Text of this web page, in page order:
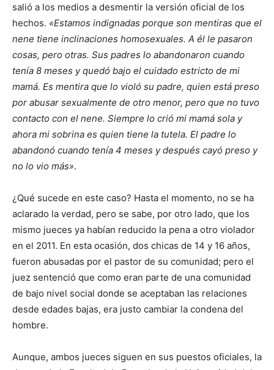
salió a los medios a desmentir la versión oficial de los
hechos. «Estamos indignadas porque son mentiras que el
nene tiene inclinaciones homosexuales. A él le pasaron
cosas, pero otras. Sus padres lo abandonaron cuando
tenía 8 meses y quedó bajo el cuidado estricto de mi
mamá. Es mentira que lo violó su padre, quien está preso
por abusar sexualmente de otro menor, pero que no tuvo
contacto con el nene. Siempre lo crió mi mamá sola y
ahora mi sobrina es quien tiene la tutela. El padre lo
abandonó cuando tenía 4 meses y después cayó preso y
no lo vio más».
¿Qué sucede en este caso? Hasta el momento, no se ha
aclarado la verdad, pero se sabe, por otro lado, que los
mismo jueces ya habían reducido la pena a otro violador
en el 2011. En esta ocasión, dos chicas de 14 y 16 años,
fueron abusadas por el pastor de su comunidad; pero el
juez sentenció que como eran parte de una comunidad
de bajo nivel social donde se aceptaban las relaciones
desde edades bajas, era justo cambiar la condena del
hombre.
Aunque, ambos jueces siguen en sus puestos oficiales, la